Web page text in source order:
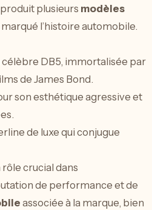
plusieurs modèles
l’histoire automobile.
célèbre DB5, immortalisée par
de James Bond.
son esthétique agressive et
de luxe qui conjugue
crucial dans
de performance et de
associée à la marque, bien